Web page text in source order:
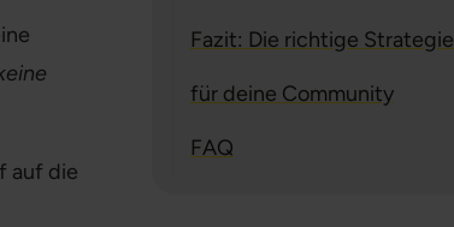
auf die
Fazit: Die richtige Strategie
für deine Community
FAQ